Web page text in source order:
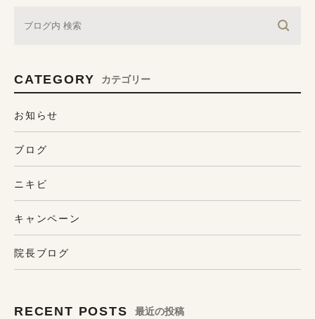
CATEGORY カテゴリー
お知らせ
ブログ
キャンペーン
ニキビ
院長ブログ
RECENT POSTS 最近の投稿